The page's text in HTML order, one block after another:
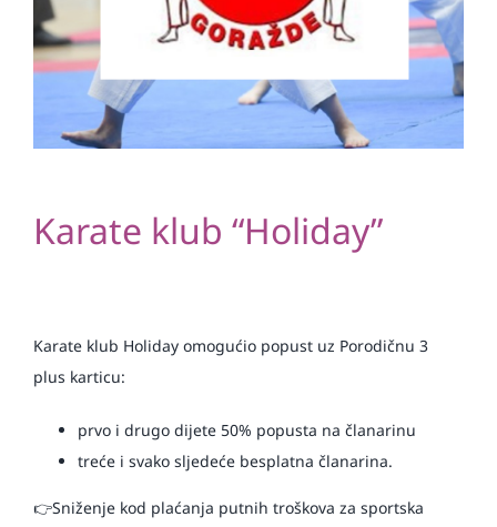
Karate klub “Holiday”
Karate klub Holiday omogućio popust uz Porodičnu 3
plus karticu:
prvo i drugo dijete 50% popusta na članarinu
treće i svako sljedeće besplatna članarina.
👉Sniženje kod plaćanja putnih troškova za sportska